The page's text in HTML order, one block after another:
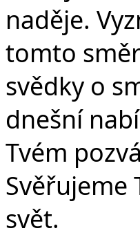
naděje.
tomto
svědky o
dnešní
Tvém
Svěřujeme
svět.